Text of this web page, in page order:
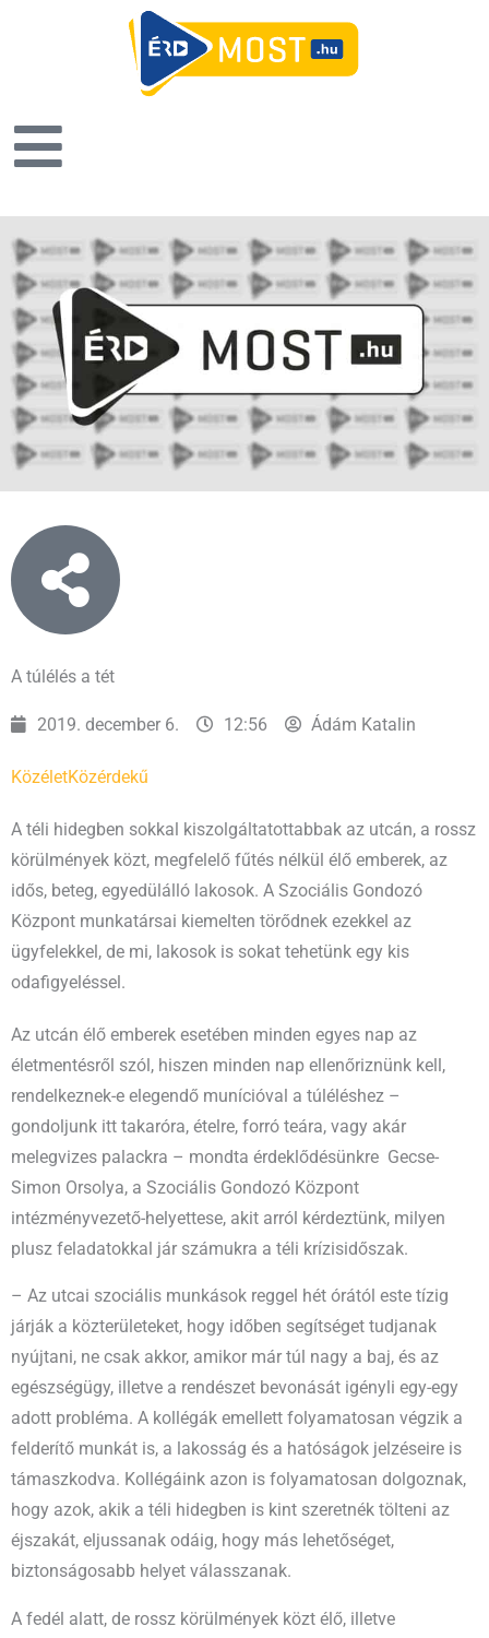
A túlélés a tét
2019. december 6. 12:56 Ádám Katalin
KözéletKözérdekű
A téli hidegben sokkal kiszolgáltatottabbak az utcán, a rossz
körülmények közt, megfelelő fűtés nélkül élő emberek, az
idős, beteg, egyedülálló lakosok. A Szociális Gondozó
Központ munkatársai kiemelten törődnek ezekkel az
ügyfelekkel, de mi, lakosok is sokat tehetünk egy kis
odafigyeléssel.
Az utcán élő emberek esetében minden egyes nap az
életmentésről szól, hiszen minden nap ellenőriznünk kell,
rendelkeznek-e elegendő munícióval a túléléshez –
gondoljunk itt takaróra, ételre, forró teára, vagy akár
melegvizes palackra – mondta érdeklődésünkre Gecse-
Simon Orsolya, a Szociális Gondozó Központ
intézményvezető-helyettese, akit arról kérdeztünk, milyen
plusz feladatokkal jár számukra a téli krízisidőszak.
– Az utcai szociális munkások reggel hét órától este tízig
járják a közterületeket, hogy időben segítséget tudjanak
nyújtani, ne csak akkor, amikor már túl nagy a baj, és az
egészségügy, illetve a rendészet bevonását igényli egy-egy
adott probléma. A kollégák emellett folyamatosan végzik a
felderítő munkát is, a lakosság és a hatóságok jelzéseire is
támaszkodva. Kollégáink azon is folyamatosan dolgoznak,
hogy azok, akik a téli hidegben is kint szeretnék tölteni az
éjszakát, eljussanak odáig, hogy más lehetőséget,
biztonságosabb helyet válasszanak.
A fedél alatt, de rossz körülmények közt élő, illetve